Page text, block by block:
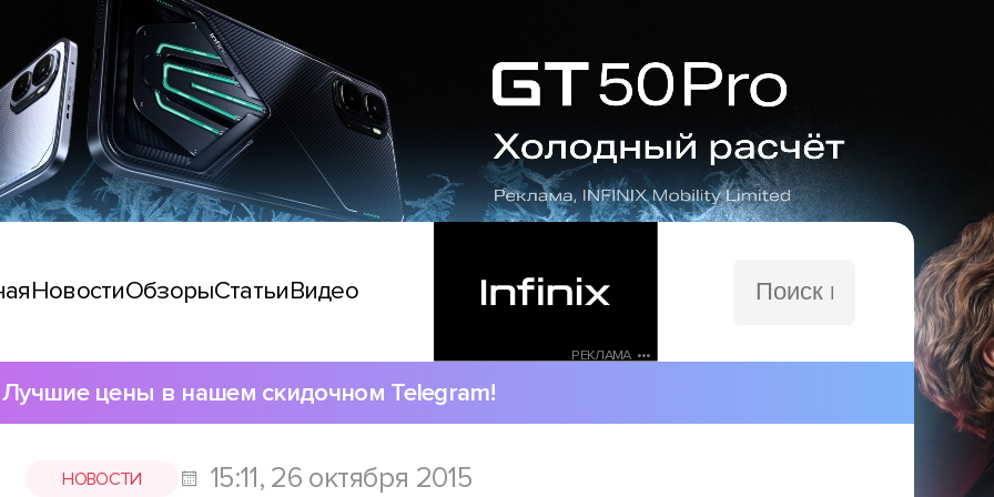
НовостиОбзорыСтатьиВидео
РЕКЛАМА •••
сайту
Лучшие цены в нашем скидочном Telegram!
НОВОСТИ 15:11, 26 октября 2015